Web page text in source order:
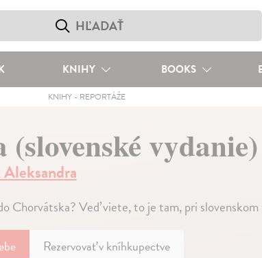
KNIHY BOOKS
KNIHY - REPORTÁŽE
(slovenské vydanie)
Chorvátska? Veď viete, to je tam, pri
Rezervovať v kníhkupectve